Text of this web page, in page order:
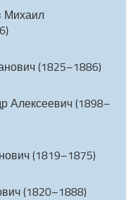
Михаил
(1825–1886)
Алексеевич (1898–
(1819–1875)
(1820–1888)